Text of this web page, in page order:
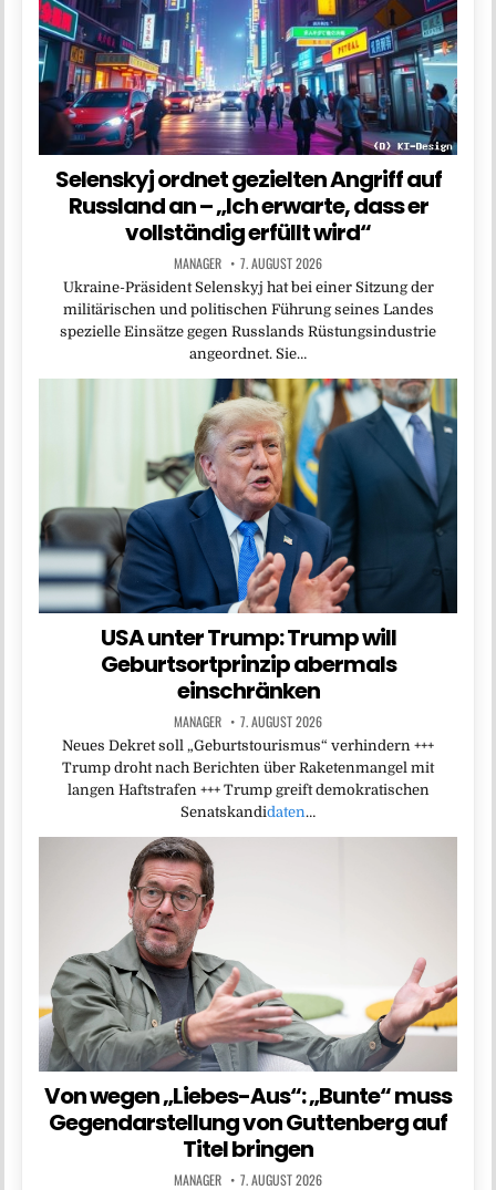
Selenskyj ordnet gezielten Angriff auf
Russland an – „Ich erwarte, dass er
vollständig erfüllt wird“
MANAGER 7. AUGUST 2026
Ukraine-Präsident Selenskyj hat bei einer Sitzung der
militärischen und politischen Führung seines Landes
spezielle Einsätze gegen Russlands Rüstungsindustrie
angeordnet. Sie…
USA unter Trump: Trump will
Geburtsortprinzip abermals
einschränken
MANAGER 7. AUGUST 2026
Neues Dekret soll „Geburtstourismus“ verhindern +++
Trump droht nach Berichten über Raketenmangel mit
langen Haftstrafen +++ Trump greift demokratischen
Senatskandidaten…
Von wegen „Liebes-Aus“: „Bunte“ muss
Gegendarstellung von Guttenberg auf
Titel bringen
MANAGER 7. AUGUST 2026